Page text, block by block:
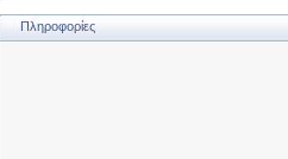
Πληροφορίες